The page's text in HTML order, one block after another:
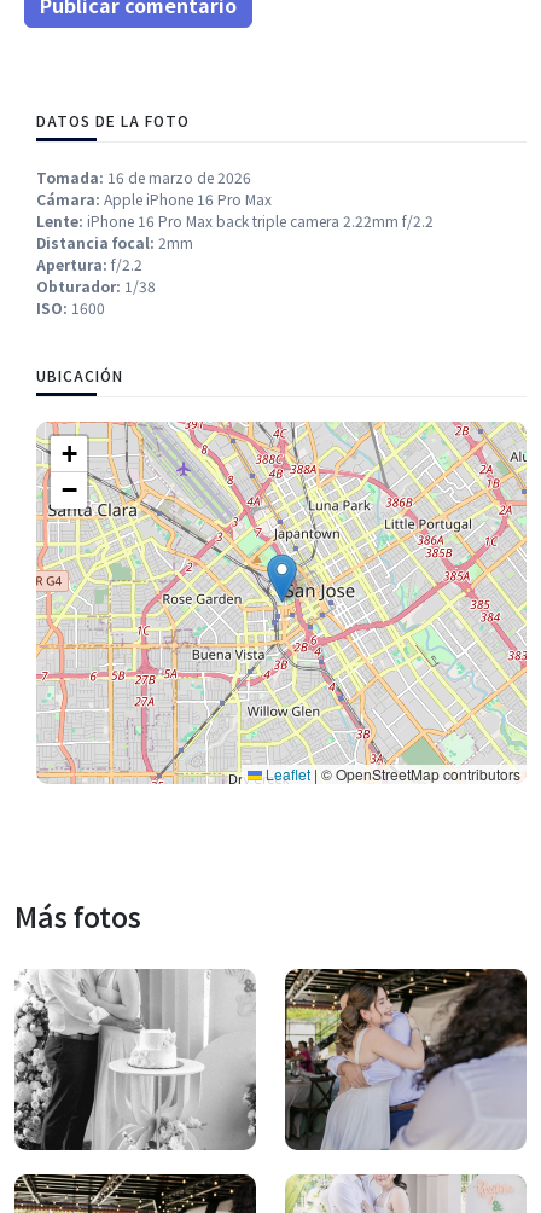
DATOS DE LA FOTO
Tomada: 16 de marzo de 2026
Cámara: Apple iPhone 16 Pro Max
Lente: iPhone 16 Pro Max back triple camera 2.22mm f/2.2
Distancia focal: 2mm
Apertura: f/2.2
Obturador: 1/38
ISO: 1600
UBICACIÓN
+
−
Leaflet | © OpenStreetMap contributors
Más fotos